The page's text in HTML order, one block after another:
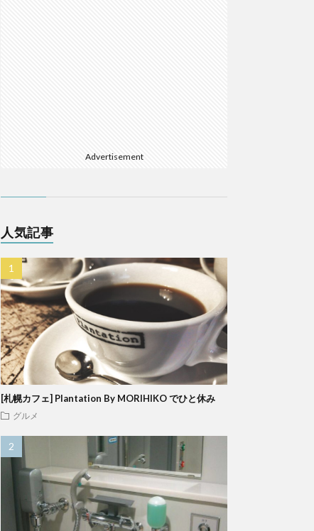
Advertisement
人気記事
[札幌カフェ] Plantation By MORIHIKO でひと休み
グルメ